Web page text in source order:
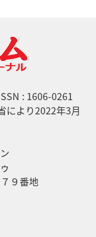
: 1606-0261
により2022年3月
９番地